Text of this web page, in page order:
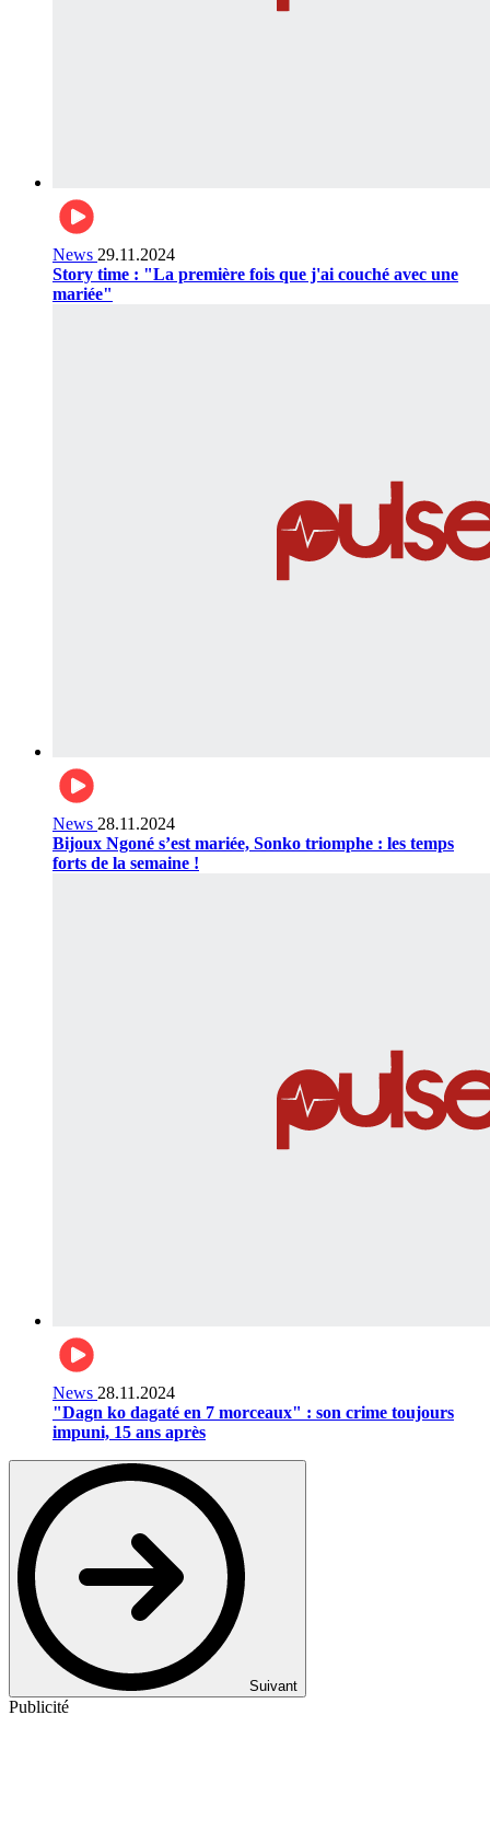
News 29.11.2024
Story time : "La première fois que j'ai couché avec une
mariée"
News 28.11.2024
Bijoux Ngoné s’est mariée, Sonko triomphe : les temps
forts de la semaine !
News 28.11.2024
"Dagn ko dagaté en 7 morceaux" : son crime toujours
impuni, 15 ans après
Suivant
Publicité